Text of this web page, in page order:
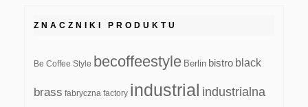
ZNACZNIKI PRODUKTU
Be Coffee Style becoffeestyle Berlin bistro black
brass fabryczna factory industrial industrialna